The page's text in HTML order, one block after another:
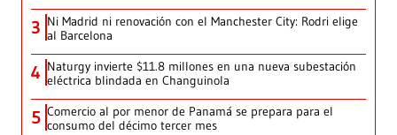
3 Ni Madrid ni renovación con el Manchester City: Rodri elige
al Barcelona
4 Naturgy invierte $11.8 millones en una nueva subestación
eléctrica blindada en Changuinola
5 Comercio al por menor de Panamá se prepara para el
consumo del décimo tercer mes